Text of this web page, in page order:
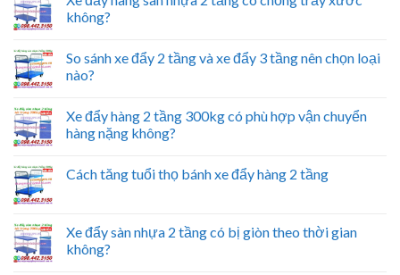
không?
So sánh xe đẩy 2 tầng và xe đẩy 3 tầng nên chọn loại
nào?
Xe đẩy hàng 2 tầng 300kg có phù hợp vận chuyển
hàng nặng không?
Cách tăng tuổi thọ bánh xe đẩy hàng 2 tầng
Xe đẩy sàn nhựa 2 tầng có bị giòn theo thời gian
không?